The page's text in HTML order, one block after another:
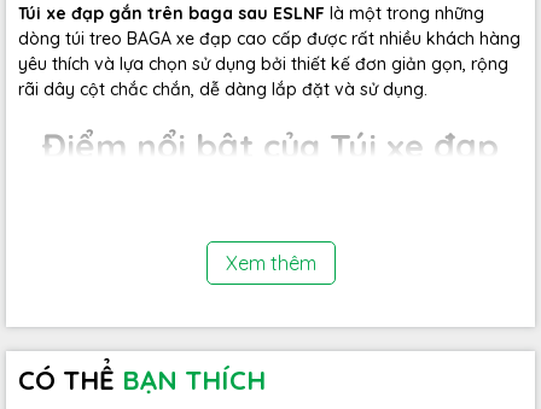
Túi xe đạp gắn trên baga sau ESLNF là một trong những
dòng túi treo BAGA xe đạp cao cấp được rất nhiều khách hàng
yêu thích và lựa chọn sử dụng bởi thiết kế đơn giản gọn, rộng
rãi dây cột chắc chắn, dễ dàng lắp đặt và sử dụng.
Điểm nổi bật của Túi xe đạp
Xem thêm
CÓ THỂ BẠN THÍCH